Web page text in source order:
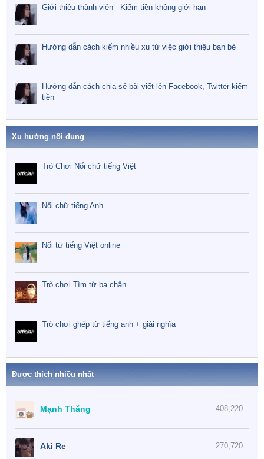
Giới thiệu thành viên - Kiếm tiền không giới hạn
Hướng dẫn cách kiếm nhiều xu từ việc giới thiệu bạn bè
Hướng dẫn cách chia sẻ bài viết lên Facebook, Twitter kiếm
tiền
Xu hướng nội dung
Trò Chơi Nối chữ tiếng Việt
Nối chữ tiếng Anh
Nối từ tiếng Việt online
Trò chơi Tìm từ ba chân
Trò chơi ghép từ tiếng anh + giải nghĩa
Được thích nhiều nhất
408,220
Mạnh Thăng
270,720
Aki Re